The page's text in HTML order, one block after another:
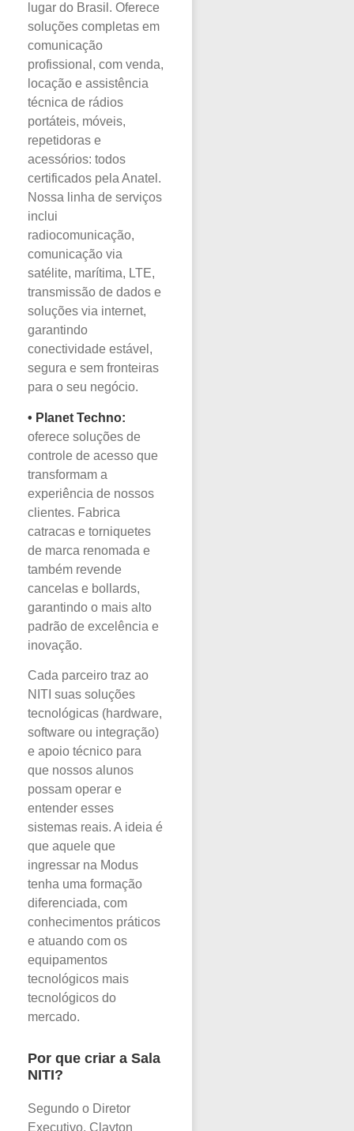
lugar do Brasil. Oferece
soluções completas em
comunicação
profissional, com venda,
locação e assistência
técnica de rádios
portáteis, móveis,
repetidoras e
acessórios: todos
certificados pela Anatel.
Nossa linha de serviços
inclui
radiocomunicação,
comunicação via
satélite, marítima, LTE,
transmissão de dados e
soluções via internet,
garantindo
conectividade estável,
segura e sem fronteiras
para o seu negócio.
• Planet Techno:
oferece soluções de
controle de acesso que
transformam a
experiência de nossos
clientes. Fabrica
catracas e torniquetes
de marca renomada e
também revende
cancelas e bollards,
garantindo o mais alto
padrão de excelência e
inovação.
Cada parceiro traz ao
NITI suas soluções
tecnológicas (hardware,
software ou integração)
e apoio técnico para
que nossos alunos
possam operar e
entender esses
sistemas reais. A ideia é
que aquele que
ingressar na Modus
tenha uma formação
diferenciada, com
conhecimentos práticos
e atuando com os
equipamentos
tecnológicos mais
tecnológicos do
mercado.
Por que criar a Sala
NITI?
Segundo o Diretor
Executivo, Clayton